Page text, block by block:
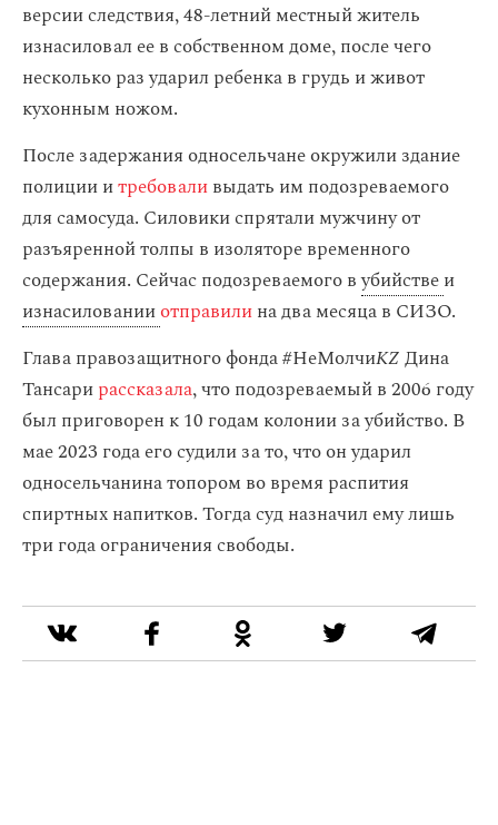
версии следствия, 48-летний местный житель
изнасиловал ее в собственном доме, после чего
несколько раз ударил ребенка в грудь и живот
кухонным ножом.
После задержания односельчане окружили здание
полиции итребоваливыдать им подозреваемого
для самосуда. Силовики спрятали мужчину от
разъяренной толпы в изоляторе временного
содержания. Сейчас подозреваемого вубийствеи
изнасилованииотправилина два месяца в СИЗО.
Глава правозащитного фонда #НеМолчиKZДина
Тансарирассказала, что подозреваемый в 2006 году
был приговорен к 10 годам колонии за убийство. В
мае 2023 года его судили за то, что он ударил
односельчанина топором во время распития
спиртных напитков. Тогда суд назначил ему лишь
три года ограничения свободы.